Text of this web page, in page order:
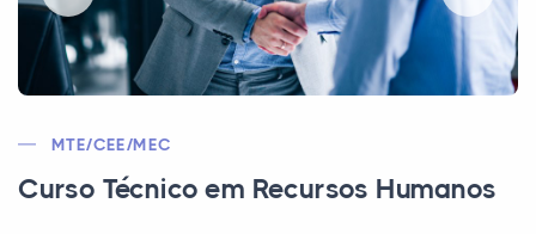
MEC | CEE | CFT
Curso Técnico em Edificações